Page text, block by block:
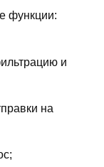
функции:
и
на